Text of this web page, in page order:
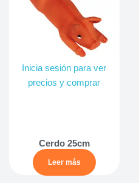
Inicia sesión para ver
precios y comprar
Cerdo 25cm
Leer más